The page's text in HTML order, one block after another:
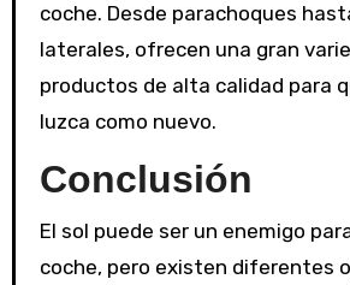
coche. Desde parachoques
laterales, ofrecen una gran
productos de alta calidad para
luzca como nuevo.
Conclusión
El sol puede ser un enemigo
coche, pero existen diferentes